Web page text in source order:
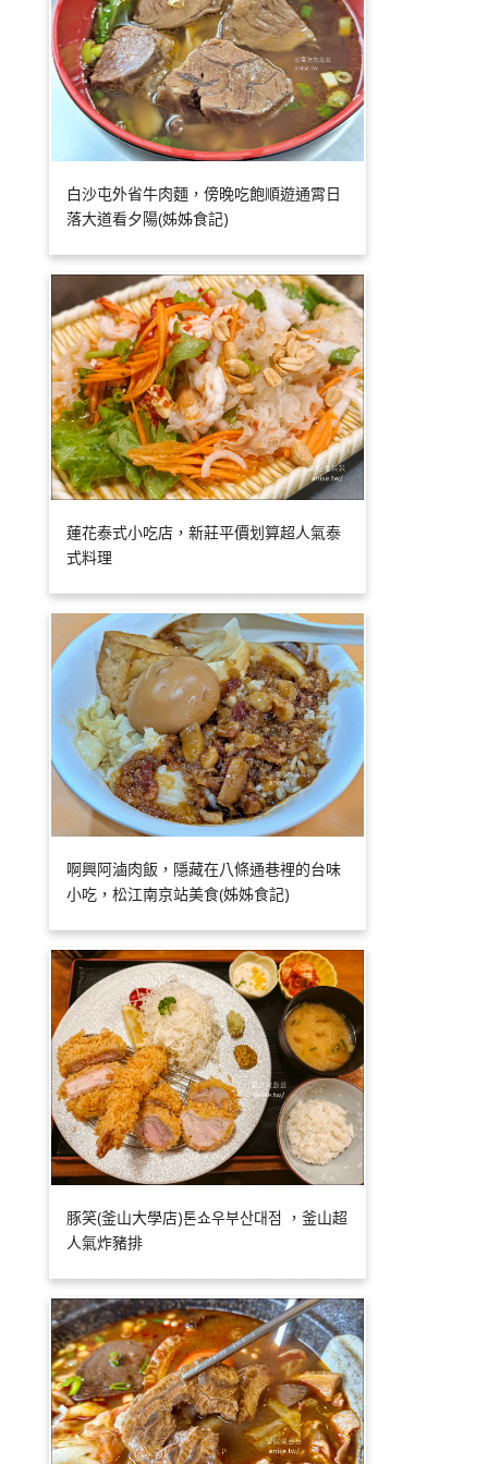
白沙屯外省牛肉麵，傍晚吃飽順遊通霄日
落大道看夕陽(姊姊食記)
蓮花泰式小吃店，新莊平價划算超人氣泰
式料理
啊興阿滷肉飯，隱藏在八條通巷裡的台味
小吃，松江南京站美食(姊姊食記)
豚笑(釜山大學店)톤쇼우부산대점 ，釜山超
人氣炸豬排